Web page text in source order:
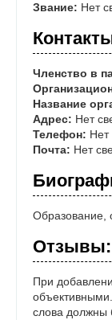
Звание: Нет
Членство в
Название
Адрес: Нет
Телефон: Нет
Почта: Нет
Образование,
Отзывы:
При
слова